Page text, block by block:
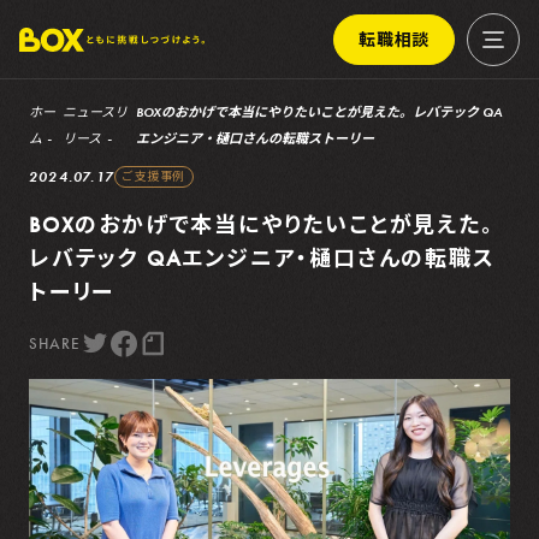
転職相談
ホー
ム
ニュースリ
リース
BOXのおかげで本当にやりたいことが見えた。レバテック QA
エンジニア・樋口さんの転職ストーリー
2024.07.17 ご支援事例
BOXのおかげで本当にやりたいことが見えた。
レバテック QAエンジニア・樋口さんの転職ス
トーリー
SHARE